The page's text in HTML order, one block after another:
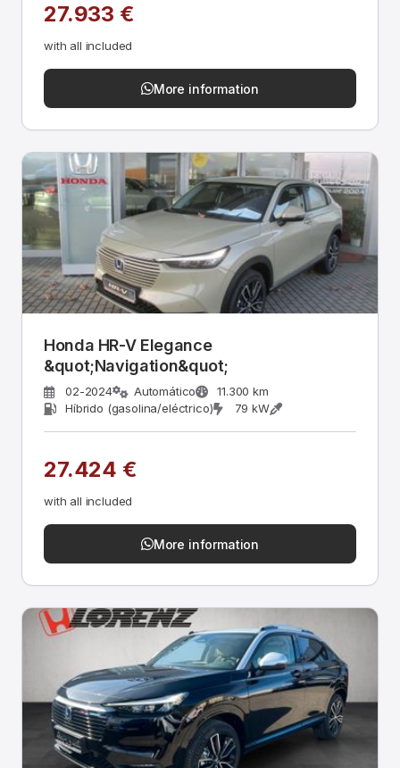
27.933 €
with all included
More information
Honda HR-V Elegance
&quot;Navigation&quot;
02-2024 Automático
11.300 km
Híbrido (gasolina/eléctrico)
79 kW
27.424 €
with all included
More information